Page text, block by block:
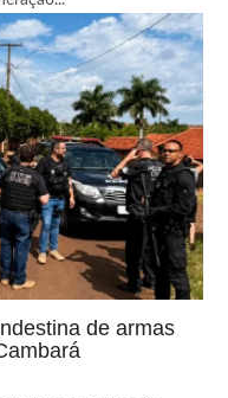
de armas